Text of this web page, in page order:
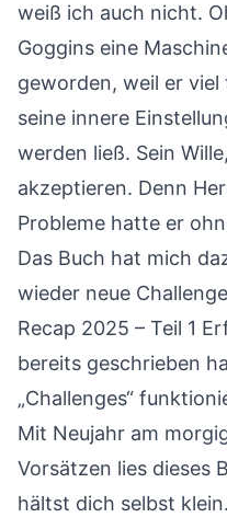
weiß ich auch nicht.
Goggins eine
geworden, weil er
seine innere
werden ließ. Sein
akzeptieren. Denn
Probleme hatte er
Das Buch hat mich
wieder neue
Recap 2025 – Teil 1
bereits geschrieben
„Challenges“
Mit Neujahr am
Vorsätzen lies dieses
hältst dich selbst